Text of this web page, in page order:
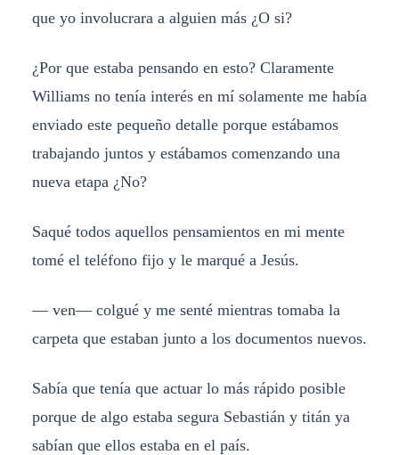
que yo involucrara a alguien más ¿O si?
¿Por que estaba pensando en esto? Claramente
Williams no tenía interés en mí solamente me había
enviado este pequeño detalle porque estábamos
trabajando juntos y estábamos comenzando una
nueva etapa ¿No?
Saqué todos aquellos pensamientos en mi mente
tomé el teléfono fijo y le marqué a Jesús.
— ven— colgué y me senté mientras tomaba la
carpeta que estaban junto a los documentos nuevos.
Sabía que tenía que actuar lo más rápido posible
porque de algo estaba segura Sebastián y titán ya
sabían que ellos estaba en el país.